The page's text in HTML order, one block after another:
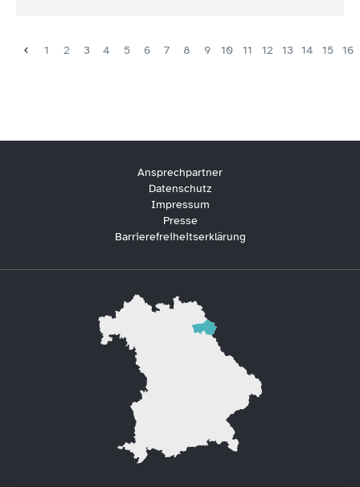
1 2 3 4 5 6 7 8 9 10 11 12 13 14 15 16
Ansprechpartner
Datenschutz
Impressum
Presse
Barrierefreiheitserklärung